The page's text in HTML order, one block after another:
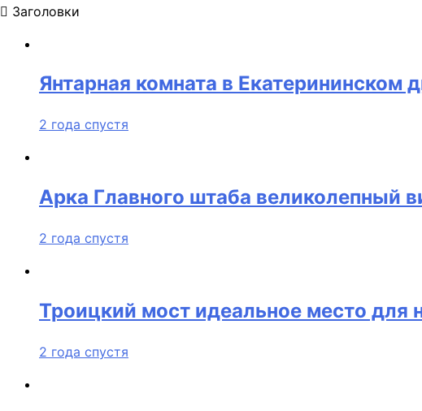
Заголовки
Янтарная комната в
2 года спустя
Арка Главного штаба великолепный
2 года спустя
Троицкий мост идеальное место для
2 года спустя